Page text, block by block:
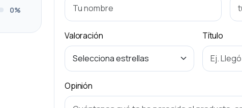
0%
Valoración Título
Opinión